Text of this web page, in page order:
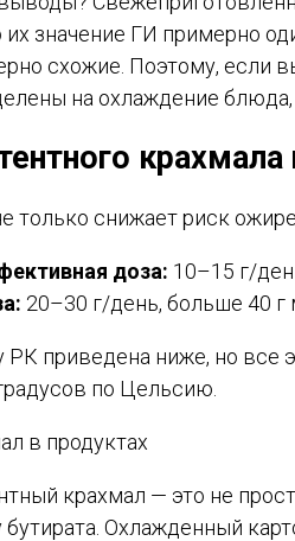
их значение ГИ примерно
схожие. Поэтому, если
на охлаждение блюда,
только снижает риск
доза: 10–15 г/
20–30 г/день, больше 40
РК приведена ниже, но все
по Цельсию.
крахмал — это не
Охлажденный